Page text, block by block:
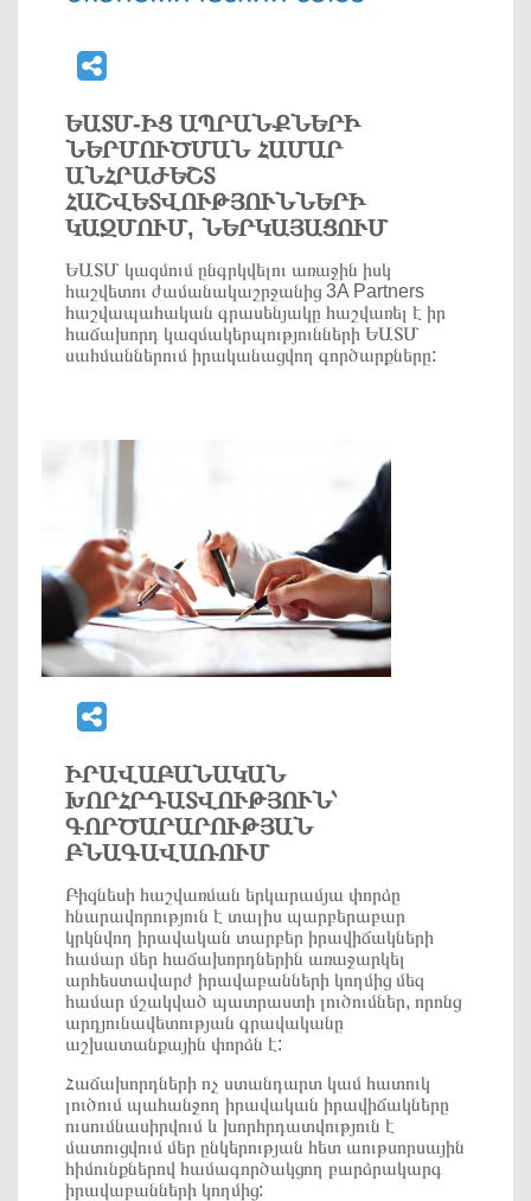
ԵԱՏՄ-ԻՑ ԱՊՐԱՆՔՆԵՐԻ
ՆԵՐՄՈՒԾՄԱՆ ՀԱՄԱՐ
ԱՆՀՐԱԺԵՇՏ
ՀԱՇՎԵՏՎՈՒԹՅՈՒՆՆԵՐԻ
ԿԱԶՄՈՒՄ, ՆԵՐԿԱՅԱՑՈՒՄ
ԵԱՏՄ կազմում ընգրկվելու առաջին իսկ
հաշվետու ժամանակաշրջանից 3A Partners
հաշվապահական գրասենյակը հաշվառել է իր
հաճախորդ կազմակերպությունների ԵԱՏՄ
սահմաններում իրականացվող գործարքները:
ԻՐԱՎԱԲԱՆԱԿԱՆ
ԽՈՐՀՐԴԱՏՎՈՒԹՅՈՒՆ՝
ԳՈՐԾԱՐԱՐՈՒԹՅԱՆ
ԲՆԱԳԱՎԱՌՈՒՄ
Բիզնեսի հաշվառման երկարամյա փորձը
հնարավորություն է տալիս պարբերաբար
կրկնվող իրավական տարբեր իրավիճակների
համար մեր հաճախորդներին առաջարկել
արհեստավարժ իրավաբանների կողմից մեզ
համար մշակված պատրաստի լուծումներ, որոնց
արդյունավետության գրավականը
աշխատանքային փորձն է:
Հաճախորդների ոչ ստանդարտ կամ հատուկ
լուծում պահանջող իրավական իրավիճակները
ուսումնասիրվում և խորհրդատվություն է
մատուցվում մեր ընկերության հետ աութսորսային
հիմունքներով համագործակցող բարձրակարգ
իրավաբանների կողմից: